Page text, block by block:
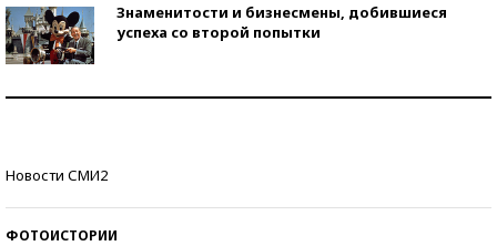
Знаменитости и бизнесмены, добившиеся
успеха со второй попытки
Новости СМИ2
ФОТОИСТОРИИ